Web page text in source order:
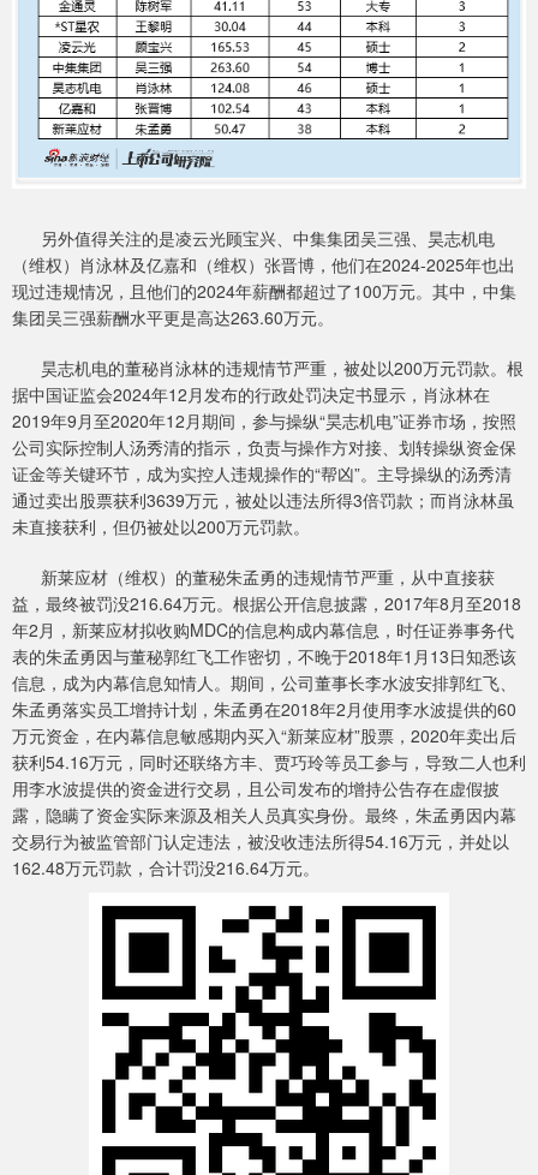
另外值得关注的是凌云光顾宝兴、中集集团吴三强、昊志机电
（维权）肖泳林及亿嘉和（维权）张晋博，他们在2024-2025年也出
现过违规情况，且他们的2024年薪酬都超过了100万元。其中，中集
集团吴三强薪酬水平更是高达263.60万元。
昊志机电的董秘肖泳林的违规情节严重，被处以200万元罚款。根
据中国证监会2024年12月发布的行政处罚决定书显示，肖泳林在
2019年9月至2020年12月期间，参与操纵“昊志机电”证券市场，按照
公司实际控制人汤秀清的指示，负责与操作方对接、划转操纵资金保
证金等关键环节，成为实控人违规操作的“帮凶”。主导操纵的汤秀清
通过卖出股票获利3639万元，被处以违法所得3倍罚款；而肖泳林虽
未直接获利，但仍被处以200万元罚款。
新莱应材（维权）的董秘朱孟勇的违规情节严重，从中直接获
益，最终被罚没216.64万元。根据公开信息披露，2017年8月至2018
年2月，新莱应材拟收购MDC的信息构成内幕信息，时任证券事务代
表的朱孟勇因与董秘郭红飞工作密切，不晚于2018年1月13日知悉该
信息，成为内幕信息知情人。期间，公司董事长李水波安排郭红飞、
朱孟勇落实员工增持计划，朱孟勇在2018年2月使用李水波提供的60
万元资金，在内幕信息敏感期内买入“新莱应材”股票，2020年卖出后
获利54.16万元，同时还联络方丰、贾巧玲等员工参与，导致二人也利
用李水波提供的资金进行交易，且公司发布的增持公告存在虚假披
露，隐瞒了资金实际来源及相关人员真实身份。最终，朱孟勇因内幕
交易行为被监管部门认定违法，被没收违法所得54.16万元，并处以
162.48万元罚款，合计罚没216.64万元。